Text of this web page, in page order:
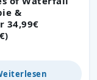
&
34,99€